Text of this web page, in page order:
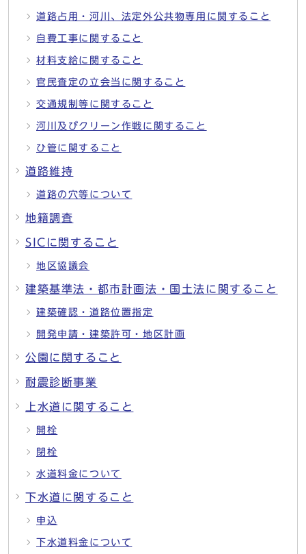
道路占用・河川、法定外公共物専用に関すること
自費工事に関すること
材料支給に関すること
官民査定の立会当に関すること
交通規制等に関すること
河川及びクリーン作戦に関すること
ひ管に関すること
道路維持
道路の穴等について
地籍調査
SICに関すること
地区協議会
建築基準法・都市計画法・国土法に関すること
建築確認・道路位置指定
開発申請・建築許可・地区計画
公園に関すること
耐震診断事業
上水道に関すること
開栓
閉栓
水道料金について
下水道に関すること
申込
下水道料金について